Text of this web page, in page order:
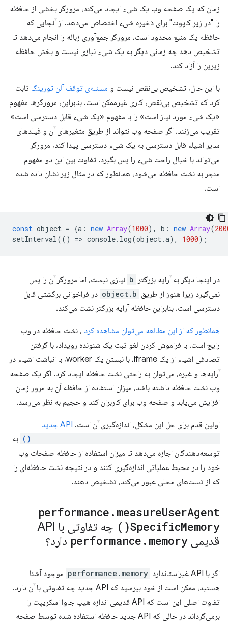
زمان که یک صفحه وب یک شیء ایجاد می‌کند، مرورگر بخشی از حافظه
را "در زیر کاپوت" برای ذخیره شیء اختصاص می‌دهد. از آنجایی که
حافظه یک منبع محدود است، مرورگر جمع‌آوری زباله را انجام می‌دهد تا
تشخیص دهد چه زمانی دیگر به یک شیء نیازی نیست و بخش حافظه
زیرین را آزاد کند.
با این حال، تشخیص بی‌نقص نیست و مسئله‌ی توقف آلن تورینگ ثابت
کرد که تشخیص بی‌نقص، کاری غیرممکن است. بنابراین، مرورگرها مفهوم
«یک شیء مورد نیاز است» را با مفهوم «یک شیء قابل دسترسی است»
تقریب می‌زنند. اگر صفحه وب نتواند از طریق متغیرهای آن و فیلدهای
سایر اشیاء قابل دسترسی به یک شیء دسترسی پیدا کند، مرورگر
می‌تواند با خیال راحت شیء را پس بگیرد. تفاوت بین این دو مفهوم
منجر به نشت حافظه می‌شود، همانطور که در مثال زیر نشان داده شده
است.
const object = {a : new Array(1000), b : new Array(
setInterval(() => console. log(object.a), 1000);
در اینجا دیگر به آرایه بزرگتر b نیازی نیست، اما مرورگر آن را پس
نمی‌گیرد زیرا هنوز از طریق object.b در فراخوانی برگشتی قابل
دسترسی است. بنابراین حافظه آرایه بزرگتر نشت می‌کند.
همانطور که از این مطالعه می‌توان مشاهده کرد ، نشت حافظه در وب
رایج است. با فراموش کردن لغو ثبت یک شنونده رویداد، با گرفتن
تصادفی اشیاء از یک iframe، با نبستن یک worker، با انباشت اشیاء در
آرایه‌ها و غیره، می‌توان به راحتی نشت حافظه ایجاد کرد. اگر یک صفحه
وب نشت حافظه داشته باشد، میزان استفاده از حافظه آن به مرور زمان
افزایش می‌یابد و صفحه وب برای کاربران کند و حجیم به نظر می‌رسد.
اولین قدم برای حل این مشکل، اندازه‌گیری آن است. API جدید
به
توسعه‌دهندگان اجازه می‌دهد تا میزان استفاده از حافظه صفحات وب
خود را در محیط عملیاتی اندازه‌گیری کنند و در نتیجه نشت حافظه‌ای را
که از تست‌های محلی عبور می‌کند، تشخیص دهند.
performance . measureUserAgent
SpecificMemory(
)
چه تفاوتی با API
قدیمی
performance . memory دارد؟
اگر با API غیراستاندارد performance.memory موجود آشنا
هستید، ممکن است از خود بپرسید که API جدید چه تفاوتی با آن دارد.
تفاوت اصلی این است که API قدیمی اندازه هیپ جاوا اسکریپت را
برمی‌گرداند در حالی که API جدید حافظه استفاده شده توسط صفحه